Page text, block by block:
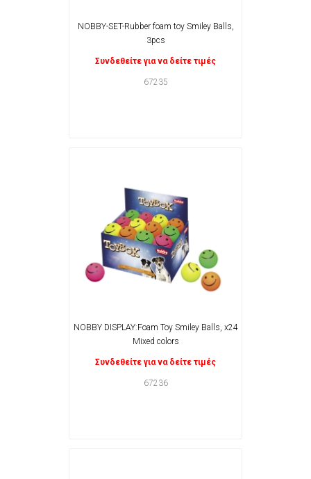
NOBBY-SET-Rubber foam toy Smiley Balls,
3pcs
Συνδεθείτε για να δείτε τιμές
67235
NOBBY DISPLAY:Foam Toy Smiley Balls, x24
Mixed colors
Συνδεθείτε για να δείτε τιμές
67236